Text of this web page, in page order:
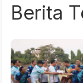
Berita